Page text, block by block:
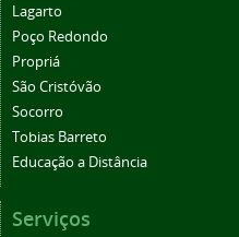
Lagarto
Poço Redondo
Propriá
São Cristóvão
Socorro
Tobias Barreto
Educação a Distância
Serviços